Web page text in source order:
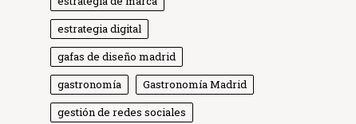
estrategia digital
gafas de diseño madrid
gastronomía
Gastronomía Madrid
gestión de redes sociales